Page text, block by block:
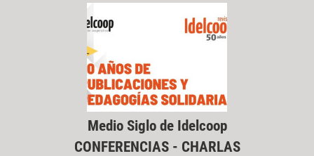
Medio Siglo de Idelcoop
CONFERENCIAS - CHARLAS